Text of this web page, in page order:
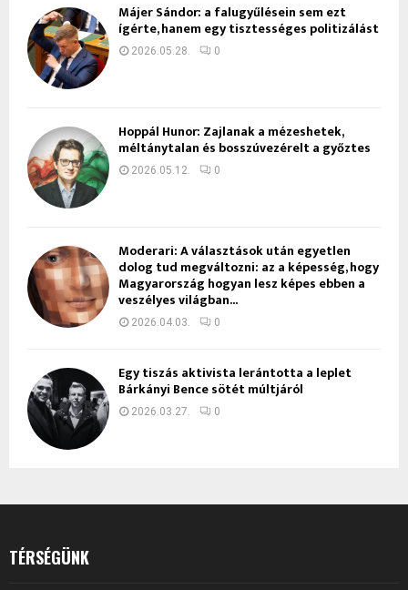
Májer Sándor: a falugyűlésein sem ezt
ígérte, hanem egy tisztességes politizálást
2026.05.28. 0
Hoppál Hunor: Zajlanak a mézeshetek,
méltánytalan és bosszúvezérelt a győztes
2026.05.12. 0
Moderari: A választások után egyetlen
dolog tud megváltozni: az a képesség, hogy
Magyarország hogyan lesz képes ebben a
veszélyes világban...
2026.04.03. 0
Egy tiszás aktivista lerántotta a leplet
Bárkányi Bence sötét múltjáról
2026.03.27. 0
TÉRSÉGÜNK